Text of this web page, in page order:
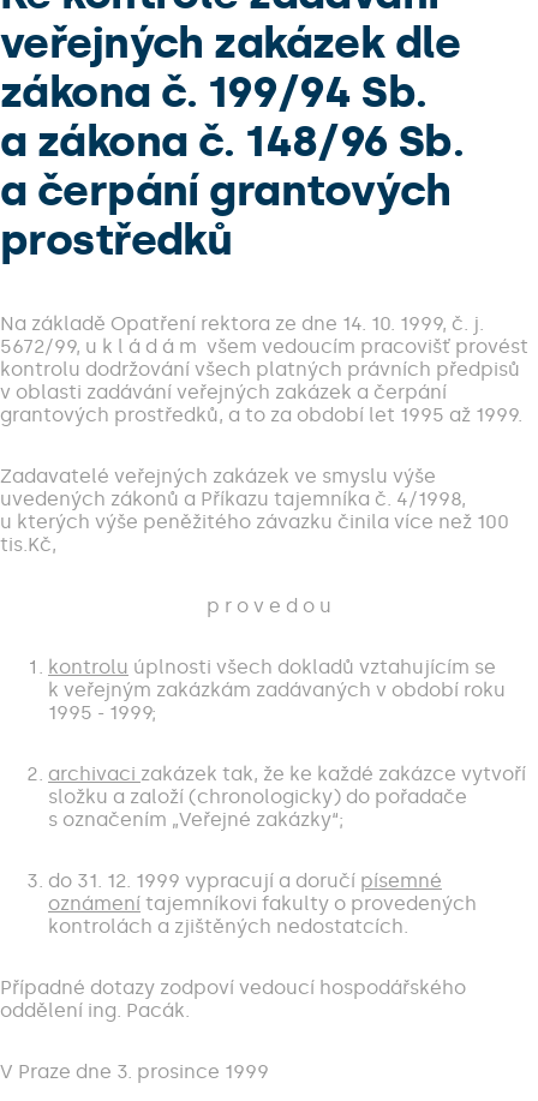
veřejných zakázek dle
zákona č. 199/94 Sb.
a zákona č. 148/96 Sb.
a čerpání grantových
prostředků
Na základě Opatření rektora ze dne 14. 10. 1999, č. j.
5672/99, u k l á d á m všem vedoucím pracovišť provést
kontrolu dodržování všech platných právních předpisů
v oblasti zadávání veřejných zakázek a čerpání
grantových prostředků, a to za období let 1995 až 1999.
Zadavatelé veřejných zakázek ve smyslu výše
uvedených zákonů a Příkazu tajemníka č. 4/1998,
u kterých výše peněžitého závazku činila více než 100
tis.Kč,
p r o v e d o u
kontrolu úplnosti všech dokladů vztahujícím se
k veřejným zakázkám zadávaných v období roku
1995 - 1999;
archivaci zakázek tak, že ke každé zakázce vytvoří
složku a založí (chronologicky) do pořadače
s označením „Veřejné zakázky“;
do 31. 12. 1999 vypracují a doručí písemné
oznámení tajemníkovi fakulty o provedených
kontrolách a zjištěných nedostatcích.
Případné dotazy zodpoví vedoucí hospodářského
oddělení ing. Pacák.
V Praze dne 3. prosince 1999